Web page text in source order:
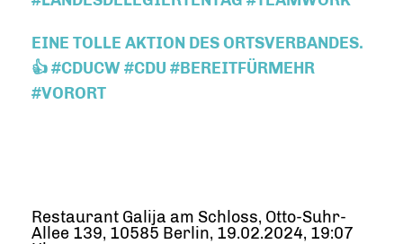
EINE TOLLE AKTION DES ORTSVERBANDES.
👍 #CDUCW #CDU #BEREITFÜRMEHR
#VORORT
Restaurant Galija am Schloss, Otto-Suhr-
Allee 139, 10585 Berlin, 19.02.2024, 19:07